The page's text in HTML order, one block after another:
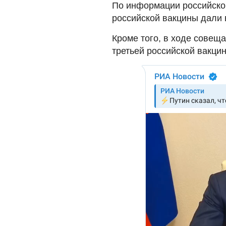
По информации
российской вакцины дали
Кроме того, в ходе
третьей российской